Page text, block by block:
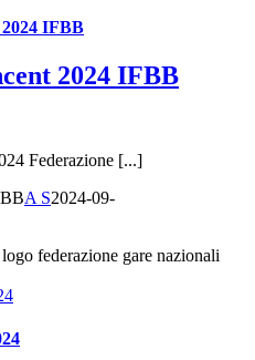
IFBB
2024 IFBB
Federazione [...]
A S2024-09-